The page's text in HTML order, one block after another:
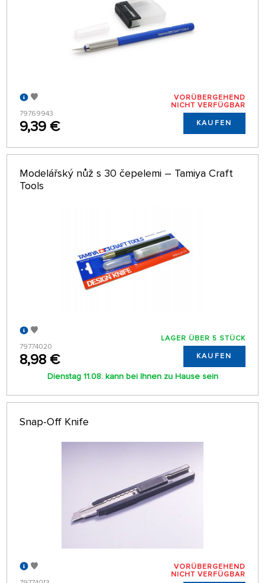
79769943
9,39 €
VORÜBERGEHEND
NICHT VERFÜGBAR
KAUFEN
Modelářský nůž s 30 čepelemi – Tamiya Craft
Tools
79774020
8,98 €
LAGER ÜBER 5 STÜCK
KAUFEN
Dienstag 11.08. kann bei Ihnen zu Hause sein
Snap-Off Knife
VORÜBERGEHEND
NICHT VERFÜGBAR